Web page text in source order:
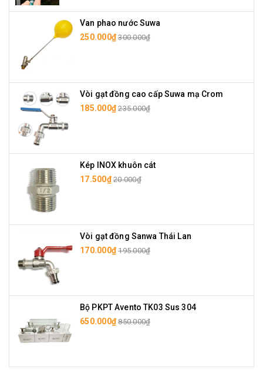
Van phao nước Suwa
250.000₫ 300.000₫
Vòi gạt đồng cao cấp Suwa mạ Crom
185.000₫ 235.000₫
Kép INOX khuôn cát
17.500₫ 20.000₫
Vòi gạt đồng Sanwa Thái Lan
170.000₫ 195.000₫
Bộ PKPT Avento TK03 Sus 304
650.000₫ 850.000₫